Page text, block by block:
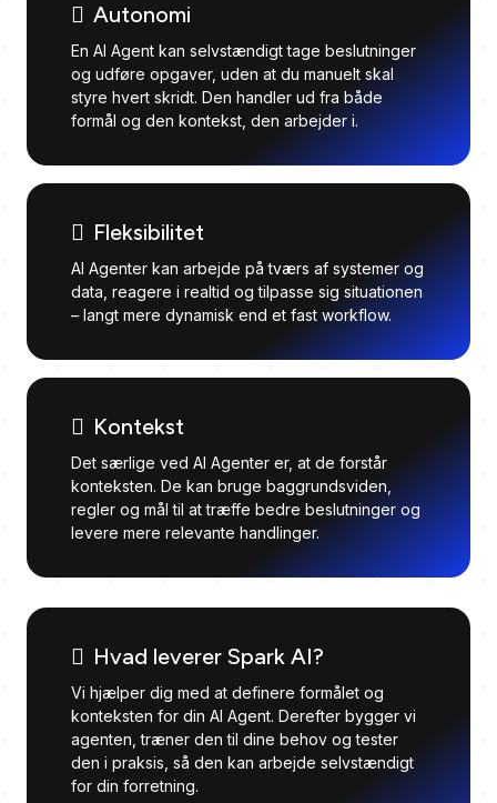
Autonomi
En AI Agent kan selvstændigt tage beslutninger
og udføre opgaver, uden at du manuelt skal
styre hvert skridt. Den handler ud fra både
formål og den kontekst, den arbejder i.
Fleksibilitet
AI Agenter kan arbejde på tværs af systemer og
data, reagere i realtid og tilpasse sig situationen
– langt mere dynamisk end et fast workflow.
Kontekst
Det særlige ved AI Agenter er, at de forstår
konteksten. De kan bruge baggrundsviden,
regler og mål til at træffe bedre beslutninger og
levere mere relevante handlinger.
Hvad leverer Spark AI?
Vi hjælper dig med at definere formålet og
konteksten for din AI Agent. Derefter bygger vi
agenten, træner den til dine behov og tester
den i praksis, så den kan arbejde selvstændigt
for din forretning.